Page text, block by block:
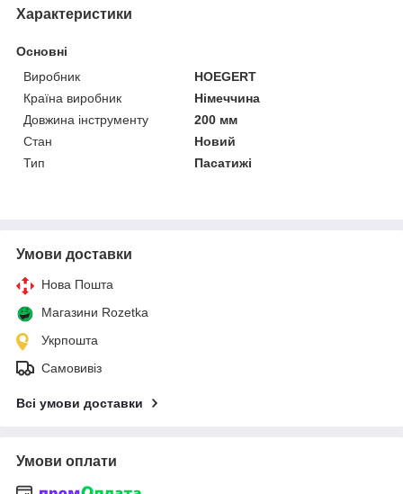
Характеристики
Основні
Виробник
HOEGERT
Країна виробник
Німеччина
Довжина інструменту
200 мм
Стан
Новий
Тип
Пасатижі
Умови доставки
Нова Пошта
Магазини Rozetka
Укрпошта
Самовивіз
Всі умови доставки
Умови оплати